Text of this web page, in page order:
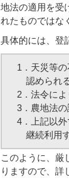
地法の適用を受
れたものではな
具体的には、登
1．天災等の
認められる
2．法令によ
3．農地法の
4．上記以外
継続利用す
このように、厳
りますので、詳